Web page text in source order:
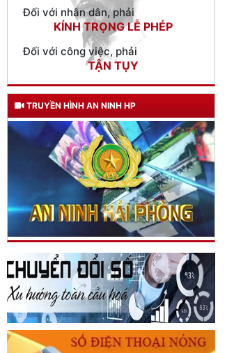
Đối với công việc, phải
TẬN TỤY
Đối với địch, phải
CƯƠNG QUYẾT, KHÔN KHÉO
Trích thư Chủ tịch Hồ Chí Minh
gửi Công an Khu XII,
ngày 11 tháng 3 năm 1948.
TRUYỀN HÌNH AN NINH HP